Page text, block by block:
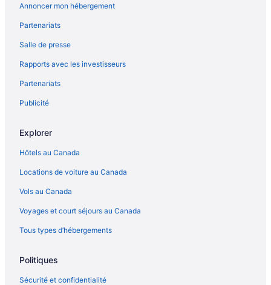
Annoncer mon hébergement
Partenariats
Salle de presse
Rapports avec les investisseurs
Partenariats
Publicité
Explorer
Hôtels au Canada
Locations de voiture au Canada
Vols au Canada
Voyages et court séjours au Canada
Tous types d’hébergements
Politiques
Sécurité et confidentialité